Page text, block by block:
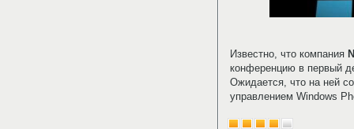
Известно, что компания
конференцию в первый
Ожидается, что на ней
управлением Windows